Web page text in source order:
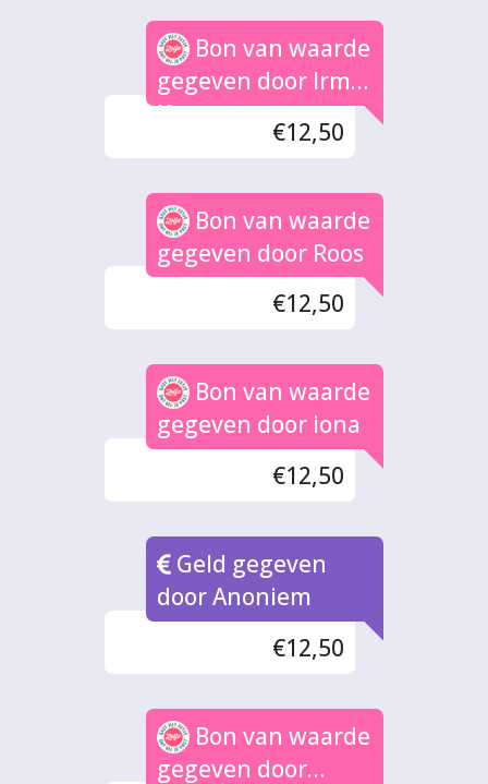
Bon van waarde
gegeven door Irma
K
€12,50
Bon van waarde
gegeven door Roos
€12,50
Bon van waarde
gegeven door iona
€12,50
Geld gegeven
door Anoniem
€12,50
Bon van waarde
gegeven door